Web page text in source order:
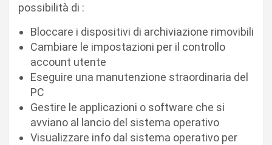
possibilità di :
Bloccare i dispositivi di archiviazione rimovibili
Cambiare le impostazioni per il controllo
account utente
Eseguire una manutenzione straordinaria del
PC
Gestire le applicazioni o software che si
avviano al lancio del sistema operativo
Visualizzare info dal sistema operativo per